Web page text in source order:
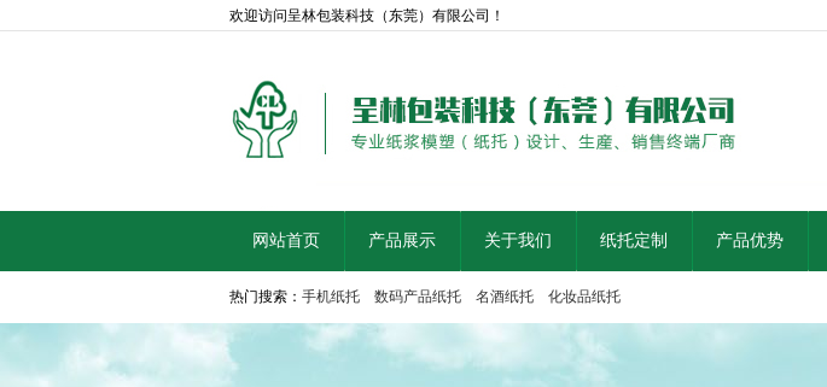
欢迎访问呈林包装科技（东莞）有限公司！
网站首页 产品展示 关于我们 纸托定制 产品优势
热门搜索： 手机纸托 数码产品纸托 名酒纸托 化妆品纸托